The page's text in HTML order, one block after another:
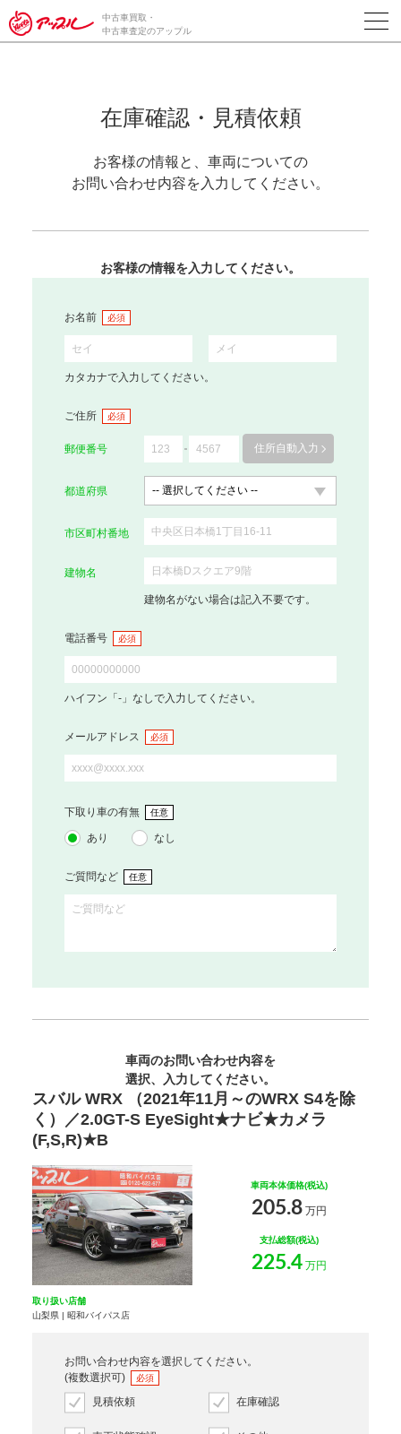
中古車買取・
中古車査定のアップル
在庫確認・見積依頼
お客様の情報と、車両についての
お問い合わせ内容を入力してください。
お客様の情報を入力してください。
お名前 必須
カタカナで入力してください。
ご住所 必須
郵便番号 住所自動入力
都道府県
市区町村番地
建物名
建物名がない場合は記入不要です。
電話番号 必須
ハイフン「-」なしで入力してください。
メールアドレス 必須
下取り車の有無 任意
あり なし
ご質問など 任意
車両のお問い合わせ内容を
選択、入力してください。
スバル WRX （2021年11月～のWRX S4を除
く）／2.0GT-S EyeSight★ナビ★カメラ
(F,S,R)★B
車両本体価格(税込)
205.8万円
支払総額(税込)
225.4万円
取り扱い店舗
山梨県 | 昭和バイパス店
お問い合わせ内容を選択してください。
(複数選択可)
必須
見積依頼 在庫確認